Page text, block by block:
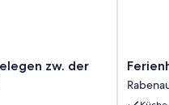
"
Polly